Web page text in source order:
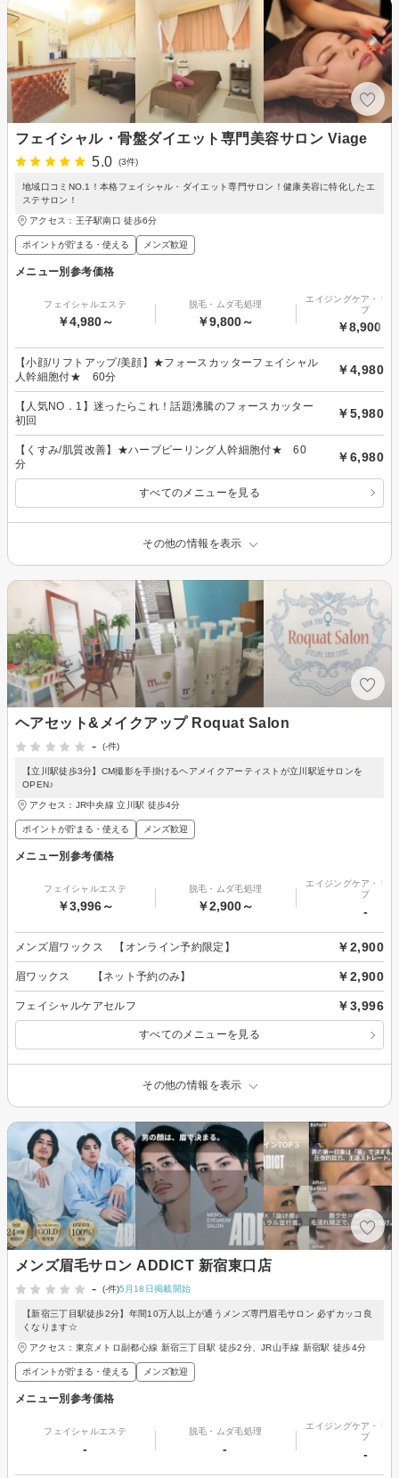
フェイシャル・骨盤ダイエット専門美容サロン Viage
5.0
(3件)
地域口コミNO.1！本格フェイシャル・ダイエット専門サロン！健康美容に特化したエ
ステサロン！
アクセス：王子駅南口 徒歩6分
ポイントが貯まる・使える メンズ歓迎
メニュー別参考価格
フェイシャルエステ
￥4,980～
脱毛・ムダ毛処理
￥9,800～
エイジングケア・リ
プ
￥8,900～
【小顔/リフトアップ/美顔】★フォースカッターフェイシャル
人幹細胞付★ 60分
￥4,980
【人気NO．1】迷ったらこれ！話題沸騰のフォースカッター
初回
￥5,980
【くすみ/肌質改善】★ハーブピーリング人幹細胞付★ 60
分
￥6,980
すべてのメニューを見る
その他の情報を表示
ヘアセット&メイクアップ Roquat Salon
-
(-件)
【立川駅徒歩3分】CM撮影を手掛けるヘアメイクアーティストが立川駅近サロンを
OPEN♪
アクセス：JR中央線 立川駅 徒歩4分
ポイントが貯まる・使える メンズ歓迎
メニュー別参考価格
フェイシャルエステ
￥3,996～
脱毛・ムダ毛処理
￥2,900～
エイジングケア・リ
プ
-
メンズ眉ワックス 【オンライン予約限定】 ￥2,900
眉ワックス 【ネット予約のみ】 ￥2,900
フェイシャルケアセルフ ￥3,996
すべてのメニューを見る
その他の情報を表示
メンズ眉毛サロン ADDICT 新宿東口店
-
(-件)5月18日掲載開始
【新宿三丁目駅徒歩2分】年間10万人以上が通うメンズ専門眉毛サロン 必ずカッコ良
くなります☆
アクセス：東京メトロ副都心線 新宿三丁目駅 徒歩2分、JR山手線 新宿駅 徒歩4分
ポイントが貯まる・使える メンズ歓迎
メニュー別参考価格
フェイシャルエステ
-
脱毛・ムダ毛処理
-
エイジングケア・リ
プ
-